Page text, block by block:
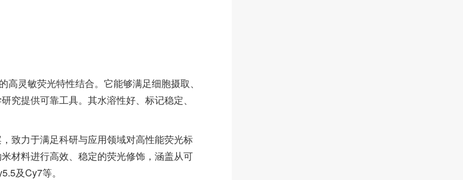
灵敏荧光特性结合。它能够满足细胞摄取、
究提供可靠工具。其水溶性好、标记稳定、
致力于满足科研与应用领域对高性能荧光标
材料进行高效、稳定的荧光修饰，涵盖从可
及Cy7等。